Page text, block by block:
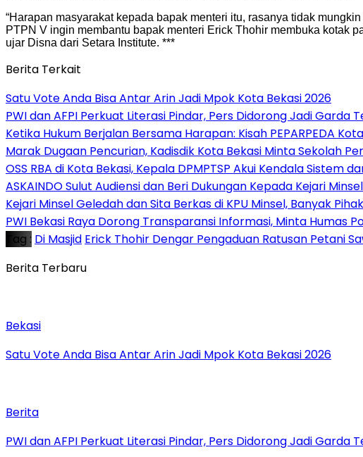
“Harapan masyarakat kepada bapak menteri itu, rasanya tidak
PTPN V ingin membantu bapak menteri Erick Thohir membuka kotak
ujar Disna dari Setara Institute. ***
Berita Terkait
Satu Vote Anda Bisa Antar Arin Jadi Mpok Kota Bekasi 2026
PWI dan AFPI Perkuat Literasi Pindar, Pers Didorong Jadi Garda
Ketika Hukum Berjalan Bersama Harapan: Kisah PEPARPEDA
‎Marak Dugaan Pencurian, Kadisdik Kota Bekasi Minta Sekolah
‎OSS RBA di Kota Bekasi, Kepala DPMPTSP Akui Kendala Sistem
ASKAINDO Sulut Audiensi dan Beri Dukungan Kepada Kejari
Kejari Minsel Geledah dan Sita Berkas di KPU Minsel, Banyak
PWI Bekasi Raya Dorong Transparansi Informasi, Minta Humas
Tag : Di Masjid Erick Thohir Dengar Pengaduan Ratusan Petani
Berita Terbaru
Bekasi
Satu Vote Anda Bisa Antar Arin Jadi Mpok Kota Bekasi 2026
Berita
PWI dan AFPI Perkuat Literasi Pindar, Pers Didorong Jadi Garda